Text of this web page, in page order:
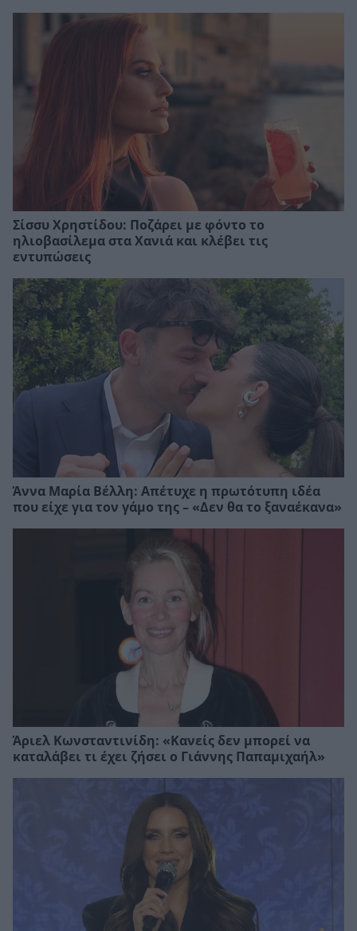
Σίσσυ Χρηστίδου: Ποζάρει με φόντο το
ηλιοβασίλεμα στα Χανιά και κλέβει τις
εντυπώσεις
Άννα Μαρία Βέλλη: Απέτυχε η πρωτότυπη ιδέα
που είχε για τον γάμο της – «Δεν θα το ξαναέκανα»
Άριελ Κωνσταντινίδη: «Κανείς δεν μπορεί να
καταλάβει τι έχει ζήσει ο Γιάννης Παπαμιχαήλ»